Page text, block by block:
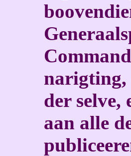
narigting,
der selve,
aan alle